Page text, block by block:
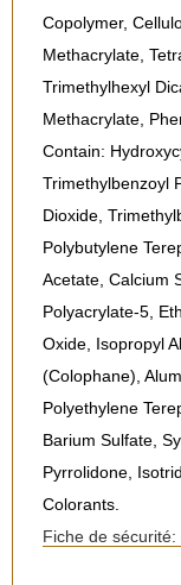
Copolymer,
Methacrylate,
Trimethylhexyl
Methacrylate,
Contain:
Trimethylbenzoyl
Dioxide,
Polybutylene
Acetate, Calcium
Polyacrylate-5,
Oxide, Isopropyl
(Colophane),
Polyethylene
Barium Sulfate,
Pyrrolidone,
Colorants.
Fiche de sécurité: